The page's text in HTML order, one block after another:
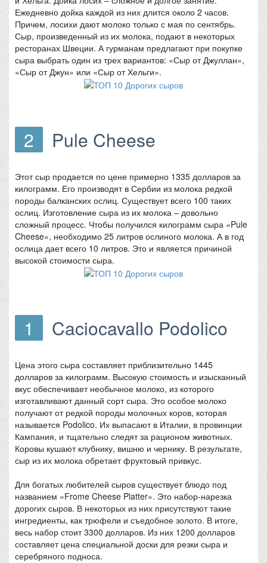
Ежедневно дойка каждой из них длится около 2 часов.
Причем, лосихи дают молоко только с мая по сентябрь.
Сыр, произведенный из их молока, подают в некоторых
ресторанах Швеции. А гурманам предлагают при покупке
сыра выбрать один из трех вариантов: «Сыр от Джуллан»,
«Сыр от Джун» или «Сыр от Хельги».
2 Pule Cheese
Этот сыр продается по цене примерно 1335 долларов за
килограмм. Его производят в Сербии из молока редкой
породы балканских ослиц. Существует всего 100 таких
ослиц. Изготовление сыра из их молока – довольно
сложный процесс. Чтобы получился килограмм сыра «Pule
Cheese», необходимо 25 литров ослиного молока. А в год
ослица дает всего 10 литров. Это и является причиной
высокой стоимости сыра.
1 Caciocavallo Podolico
Цена этого сыра составляет приблизительно 1445
долларов за килограмм. Высокую стоимость и изысканный
вкус обеспечивает необычное молоко, из которого
изготавливают данный сорт сыра. Это особое молоко
получают от редкой породы молочных коров, которая
называется Podolico. Их выпасают в Италии, в провинции
Кампания, и тщательно следят за рационом животных.
Коровы кушают клубнику, вишню и чернику. В результате,
сыр из их молока обретает фруктовый привкус.
Для богатых любителей сыров существует блюдо под
названием «Frome Cheese Platter». Это набор-нарезка
дорогих сыров. В некоторых из них присутствуют такие
ингредиенты, как трюфели и съедобное золото. В итоге,
весь набор стоит 3300 долларов. Из них 1200 долларов
составляет цена специальной доски для резки сыра и
серебряного подноса.